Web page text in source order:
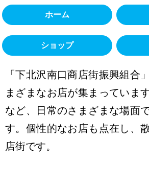
ホーム
ショップ
「下北沢南口商店街振興組合
まざまなお店が集まっていま
など、日常のさまざまな場面
す。個性的なお店も点在し、
店街です。